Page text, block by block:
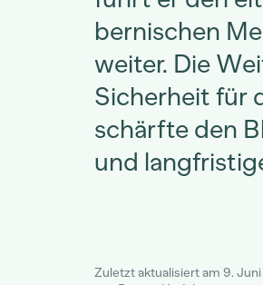
bernischen
weiter. Die
Sicherheit für
schärfte den
und
Zuletzt aktualisiert am 9.